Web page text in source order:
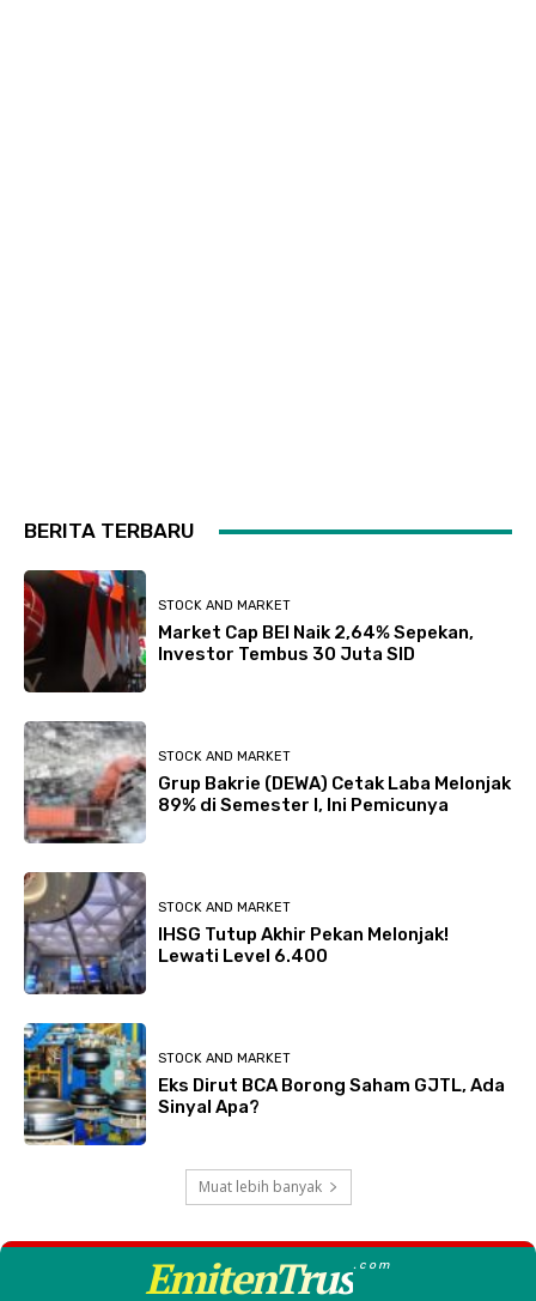
BERITA TERBARU
STOCK AND MARKET
Market Cap BEI Naik 2,64% Sepekan,
Investor Tembus 30 Juta SID
STOCK AND MARKET
Grup Bakrie (DEWA) Cetak Laba Melonjak
89% di Semester I, Ini Pemicunya
STOCK AND MARKET
IHSG Tutup Akhir Pekan Melonjak!
Lewati Level 6.400
STOCK AND MARKET
Eks Dirut BCA Borong Saham GJTL, Ada
Sinyal Apa?
Muat lebih banyak
EmitenTrus.com